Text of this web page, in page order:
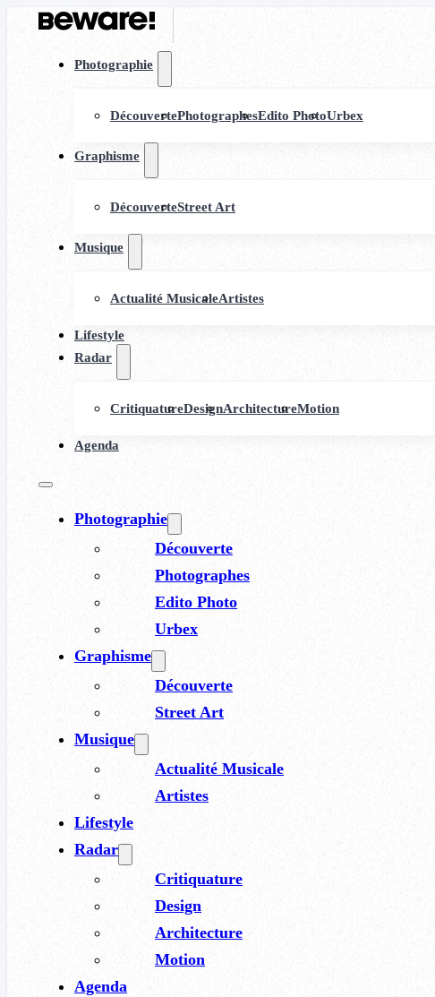
Photographie
DécouvertePhotographesEdito PhotoUrbex
Graphisme
DécouverteStreet Art
Musique
Actualité MusicaleArtistes
Lifestyle
Radar
CritiquatureDesignArchitectureMotion
Agenda
Photographie
Découverte
Photographes
Edito Photo
Urbex
Graphisme
Découverte
Street Art
Musique
Actualité Musicale
Artistes
Lifestyle
Radar
Critiquature
Design
Architecture
Motion
Agenda